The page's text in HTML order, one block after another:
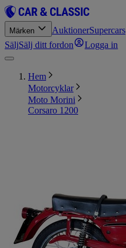
Märken AuktionerSupercars
SäljSälj ditt fordon Logga in
Hem
Motorcyklar
Moto Morini
Corsaro 1200